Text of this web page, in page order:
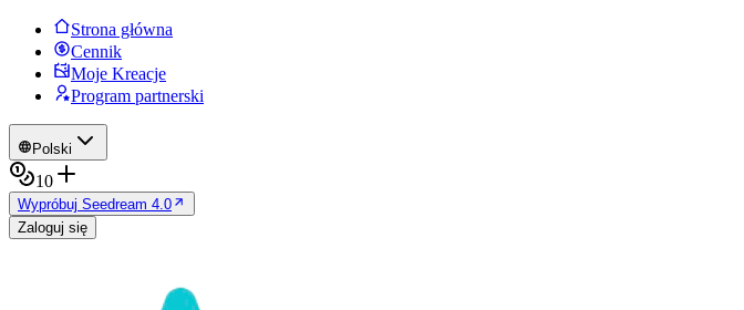
Strona główna
Cennik
Moje Kreacje
Program partnerski
Polski
10
Wypróbuj Seedream 4.0
Zaloguj się